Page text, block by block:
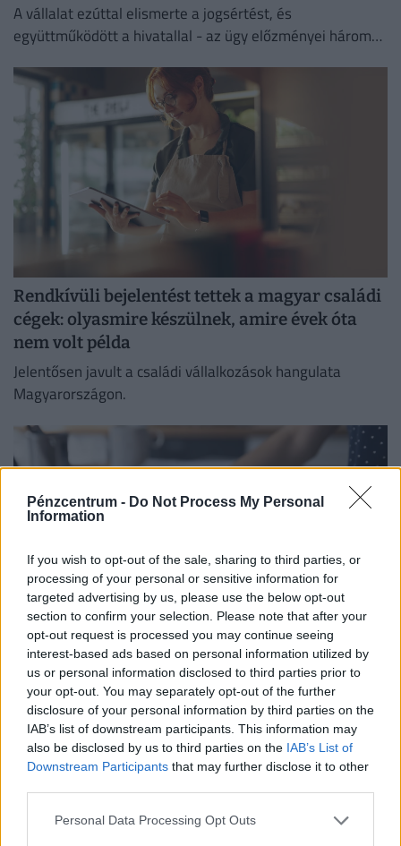
Pénzcentrum - Do Not Process My Personal
Information
If you wish to opt-out of the sale, sharing to third parties, or
processing of your personal or sensitive information for
targeted advertising by us, please use the below opt-out
section to confirm your selection. Please note that after your
opt-out request is processed you may continue seeing
interest-based ads based on personal information utilized by
us or personal information disclosed to third parties prior to
your opt-out. You may separately opt-out of the further
disclosure of your personal information by third parties on the
IAB’s list of downstream participants. This information may
also be disclosed by us to third parties on the IAB’s List of
Downstream Participants that may further disclose it to other
Personal Data Processing Opt Outs
A vállalat ezúttal elismerte a jogsértést, és
együttműködött a hivatallal - az ügy előzményei három
Rendkívüli bejelentést tettek a magyar családi
cégek: olyasmire készülnek, amire évek óta
nem volt példa
Jelentősen javult a családi vállalkozások hangulata
Magyarországon.
Rendkívüli bejelentést tett a NAV: rengeteg
magyar kisvállalkozónak változik meg az élete
ősztől
A hatóság ugyanakkor négy hónapos türelmi időt biztosít,
így 2026. december 31-éig nem szab ki bírságot az
esetleges hibák miatt.